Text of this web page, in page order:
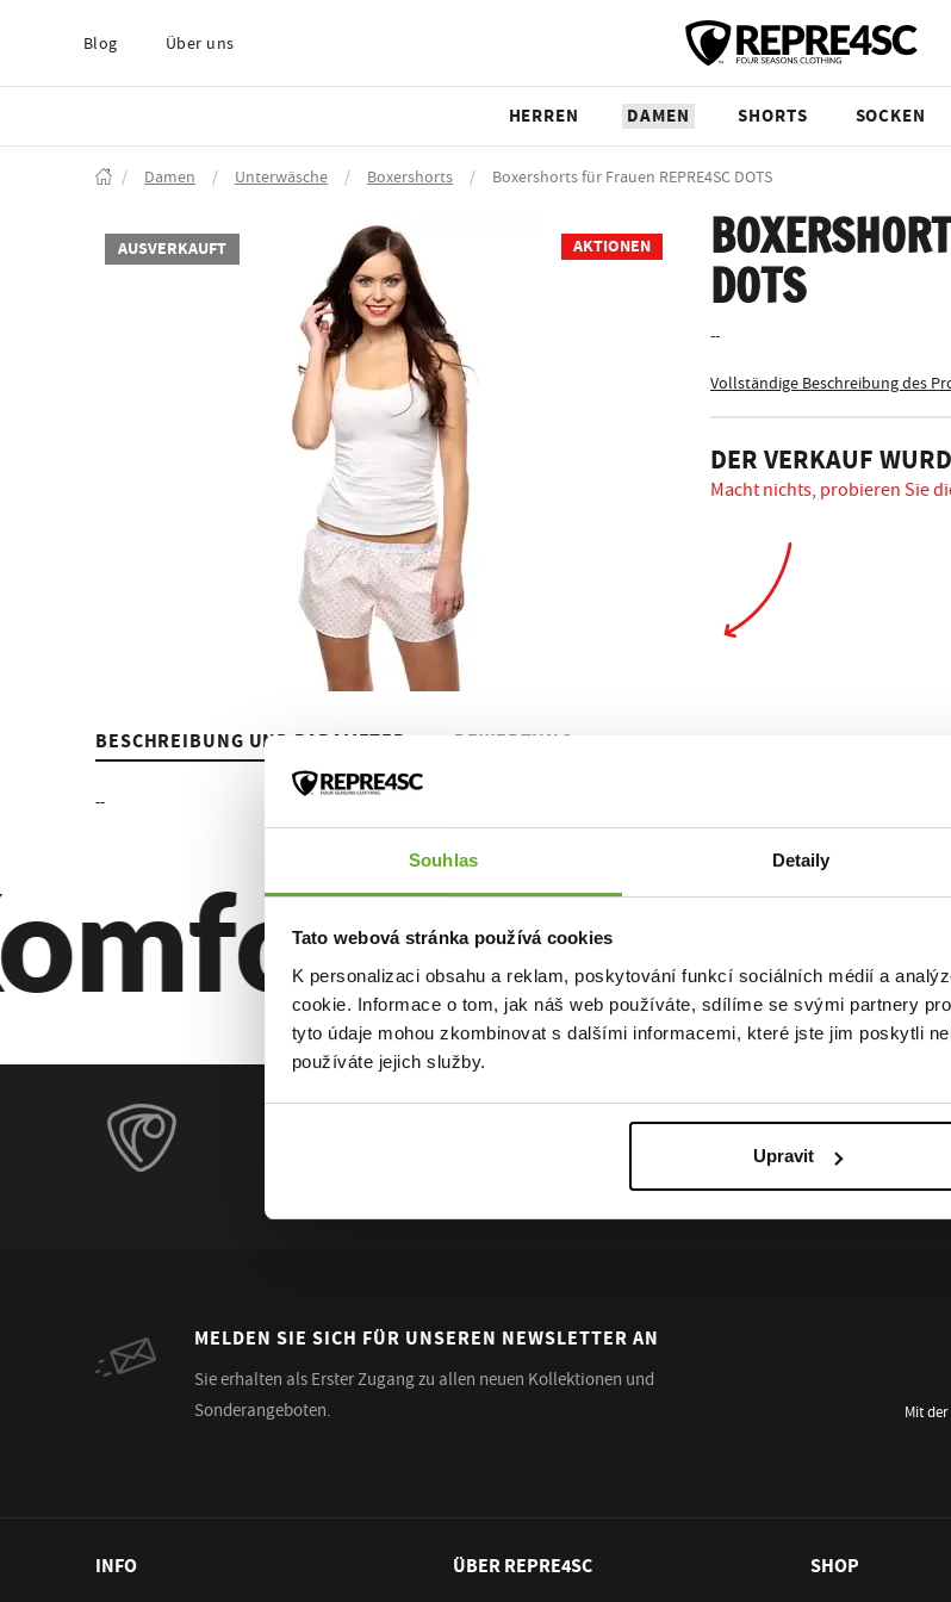
Souhlas Detaily
Tato webová stránka používá cookies
K personalizaci obsahu a reklam, poskytování funkcí sociálních médií a
cookie. Informace o tom, jak náš web používáte, sdílíme se svými partnery
tyto údaje mohou zkombinovat s dalšími informacemi, které jste jim poskytli
používáte jejich služby.
Upravit
Blog Über uns
HERREN DAMEN SHORTS SOCKEN
/ Damen / Unterwäsche / Boxershorts / Boxershorts für Frauen REPRE4SC DOTS
AUSVERKAUFT AKTIONEN
DOTS
--
Vollständige Beschreibung des
DER VERKAUF
Macht nichts, probieren Sie
BESCHREIBUNG UND PARAMETER BEWERTUNG
--
MELDEN SIE SICH FÜR UNSEREN NEWSLETTER AN
Sie erhalten als Erster Zugang zu allen neuen Kollektionen und
Sonderangeboten.
Mit
INFO ÜBER REPRE4SC SHOP